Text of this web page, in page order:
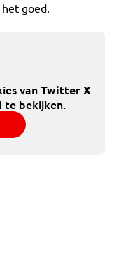
goed.
vanTwitter X
te bekijken.